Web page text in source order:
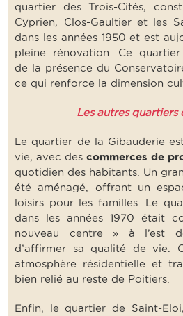
quartier des Trois-Cités,
Cyprien, Clos-Gaultier et les
dans les années 1950 et est
pleine rénovation. Ce
de la présence du
ce qui renforce la dimension
Les autres quartiers
Le quartier de la Gibauderie
vie, avec descommerces de
quotidien des habitants. Un
été aménagé, offrant un
loisirs pour les familles. Le
dans les années 1970 était
nouveau centre » à l’est
d’affirmer sa qualité de vie.
atmosphère résidentielle et
bien relié au reste de Poitiers.
Enfin, le quartier de Saint-